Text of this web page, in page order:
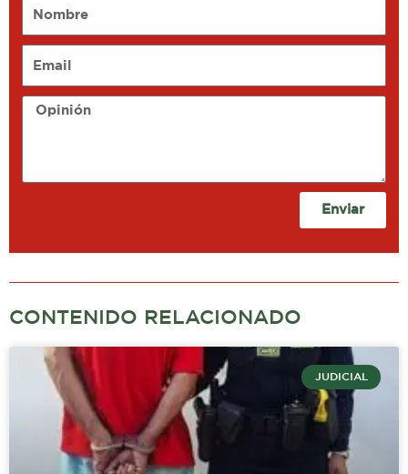
Opinión
Enviar
CONTENIDO RELACIONADO
JUDICIAL